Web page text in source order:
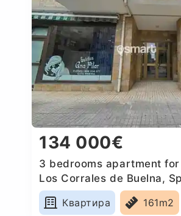
134 000€
3 bedrooms apartment for
Los Corrales de Buelna,
Квартира
161m2